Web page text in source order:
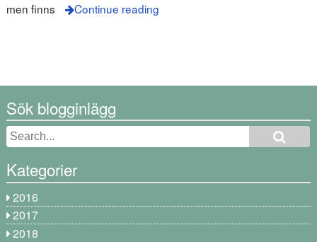
men finns
Continue reading
Sök blogginlägg
Kategorier
2016
2017
2018